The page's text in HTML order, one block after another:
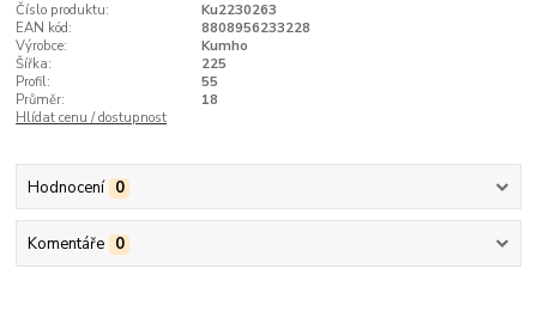
Číslo produktu:
Ku2230263
EAN kód:
8808956233228
Výrobce:
Kumho
Šířka:
225
Profil:
55
Průměr:
18
Hlídat cenu / dostupnost
Hodnocení 0
Komentáře 0